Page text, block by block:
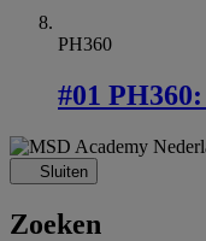
PH360
#01
Sluiten
Zoeken